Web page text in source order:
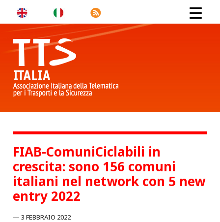
FIAB-ComuniCiclabili in
crescita: sono 156 comuni
italiani nel network con 5 new
entry 2022
3 FEBBRAIO 2022